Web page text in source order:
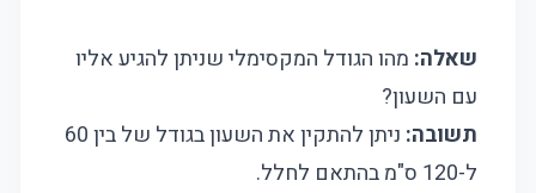
שאלה: מהו הגודל המקסימלי שניתן להגיע אליו
עם השעון?
תשובה:
ניתן להתקין את השעון בגודל של בין 60
ל-120 ס"מ בהתאם לחלל.